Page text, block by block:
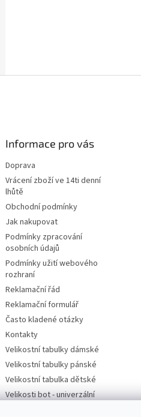
Informace pro vás
Doprava
Vrácení zboží ve 14ti denní
lhůtě
Obchodní podmínky
Jak nakupovat
Podmínky zpracování
osobních údajů
Podmínky užití webového
rozhraní
Reklamační řád
Reklamační formulář
Často kladené otázky
Kontakty
Velikostní tabulky dámské
Velikostní tabulky pánské
Velikostní tabulka dětské
Velikosti bot - univerzální